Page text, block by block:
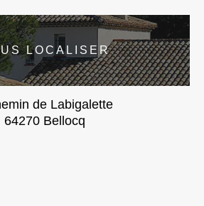
LOCALISER
de Labigalette
64270 Bellocq